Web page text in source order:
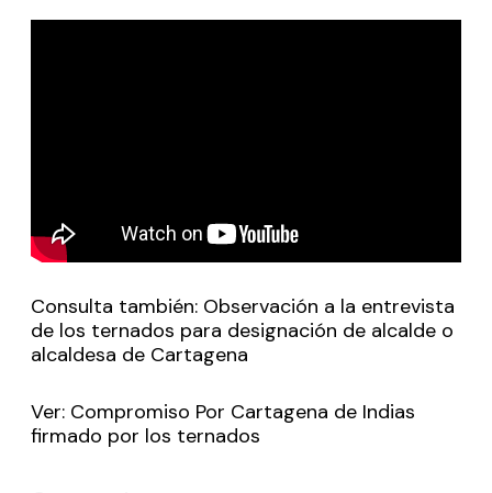
Consulta también: Observación a la entrevista
de los ternados para designación de alcalde o
alcaldesa de Cartagena
Ver: Compromiso Por Cartagena de Indias
firmado por los ternados